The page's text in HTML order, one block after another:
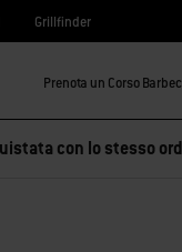
Grillfinder
Prenota un Corso
con lo stesso